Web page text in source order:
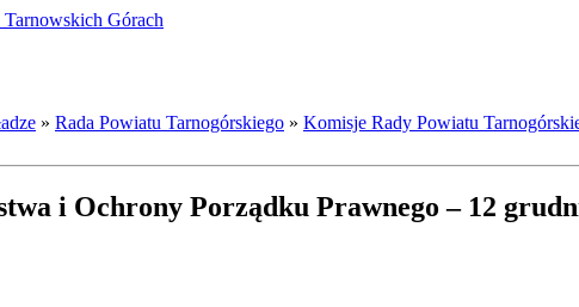
Górach
» Rada Powiatu Tarnogórskiego » Komisje Rady Powiatu
i Ochrony Porządku Prawnego – 12